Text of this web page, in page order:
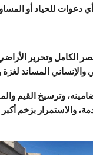
دعوات للحياد أو
الكامل وتحرير
المساند
وترسيخ القيم
والاستمرار بزخم